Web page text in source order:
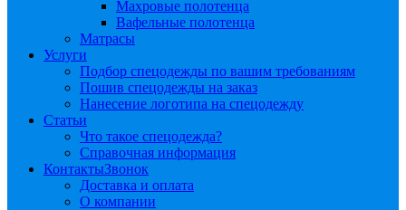
Махровые полотенца
Вафельные полотенца
Матрасы
Услуги
Подбор спецодежды по вашим требованиям
Пошив спецодежды на заказ
Нанесение логотипа на спецодежду
Статьи
Что такое спецодежда?
Справочная информация
КонтактыЗвонок
Доставка и оплата
О компании